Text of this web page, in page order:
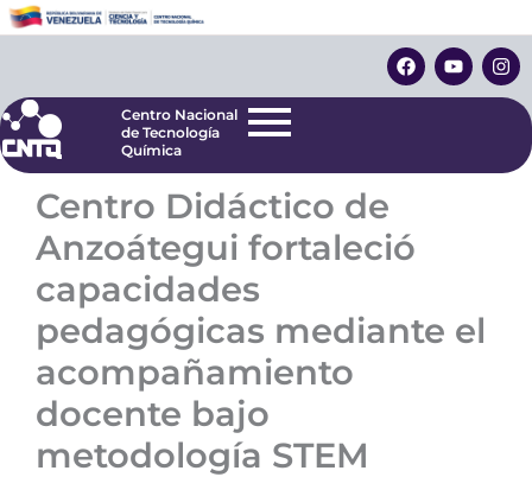
al
F
a
c
o
Y
o
u
e
I
n
s
r
Centro Nacional
de Tecnología
Centro Nacional
de Tecnología
Química
Centro Didáctico de
Anzoátegui fortaleció
capacidades
pedagógicas mediante el
acompañamiento
docente bajo
metodología STEM